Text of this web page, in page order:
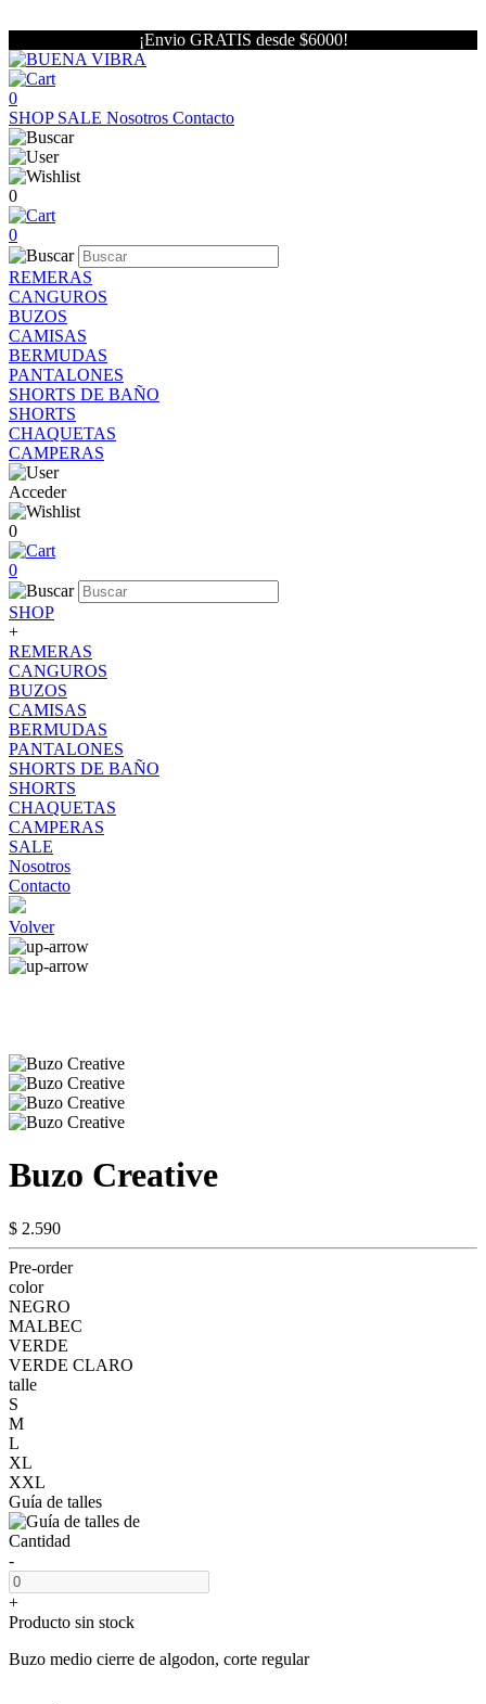
¡Envio GRATIS desde $6000!
0
SHOP SALE Nosotros Contacto
0
0
REMERAS
CANGUROS
BUZOS
CAMISAS
BERMUDAS
PANTALONES
SHORTS DE BAÑO
SHORTS
CHAQUETAS
CAMPERAS
Acceder
0
0
SHOP
+
REMERAS
CANGUROS
BUZOS
CAMISAS
BERMUDAS
PANTALONES
SHORTS DE BAÑO
SHORTS
CHAQUETAS
CAMPERAS
SALE
Nosotros
Contacto
Volver
Buzo Creative
$ 2.590
Pre-order
color
NEGRO
MALBEC
VERDE
VERDE CLARO
talle
S
M
L
XL
XXL
Guía de talles
Cantidad
-
+
Producto sin stock
Buzo medio cierre de algodon, corte regular